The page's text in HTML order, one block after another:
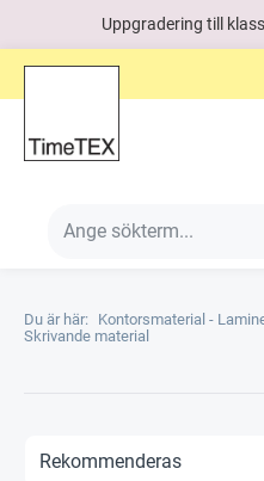
Uppgradering till
Du är här: Kontorsmaterial -
Skrivande material